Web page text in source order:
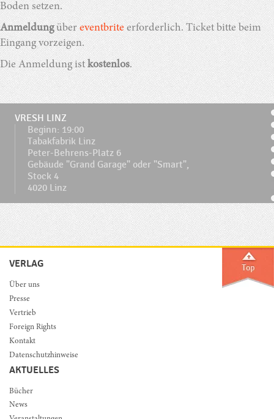
Boden setzen.
Anmeldungübereventbriteerforderlich. Ticket bitte beim
Eingang vorzeigen.
Die Anmeldung istkostenlos.
VRESH LINZ
Beginn: 19:00
Tabakfabrik Linz
Peter-Behrens-Platz 6
Gebäude "Grand Garage" oder "Smart",
Stock 4
4020 Linz
VERLAG
Über uns
Presse
Vertrieb
Foreign Rights
Kontakt
Datenschutzhinweise
AKTUELLES
Bücher
News